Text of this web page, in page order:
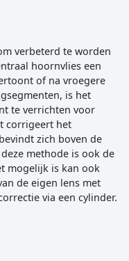
verbeterd te worden
hoornvlies een
of na vroegere
is het
te verrichten voor
corrigeert het
zich boven de
methode is ook de
mogelijk is kan ook
de eigen lens met
via een cylinder.